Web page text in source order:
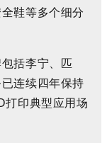
鞋等多个细分
括李宁、匹
连续四年保持
打印典型应用场